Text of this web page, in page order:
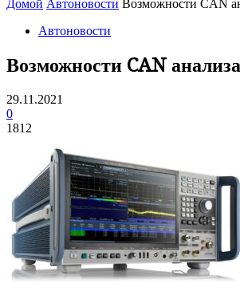
Домой Автоновости Возможности CAN
Автоновости
Возможности CAN
29.11.2021
0
1812